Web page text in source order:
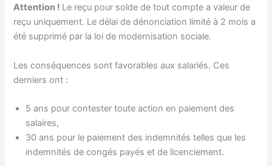
Attention ! Le reçu pour solde de tout compte a valeur de
reçu uniquement. Le délai de dénonciation limité à 2 mois a
été supprimé par la loi de modernisation sociale.
Les conséquences sont favorables aux salariés. Ces
derniers ont :
5 ans pour contester toute action en paiement des
salaires,
30 ans pour le paiement des indemnités telles que les
indemnités de congés payés et de licenciement.